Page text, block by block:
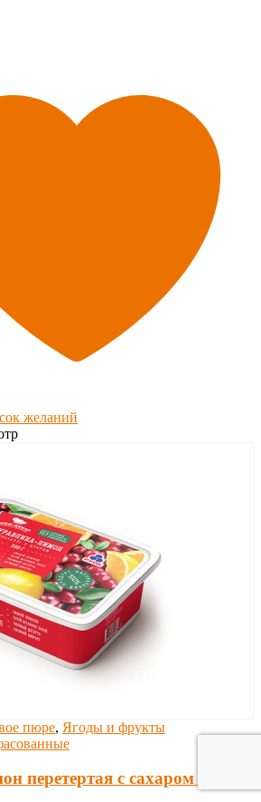
желаний
пюре, Ягоды и фрукты
перетертая с сахаром ТМ